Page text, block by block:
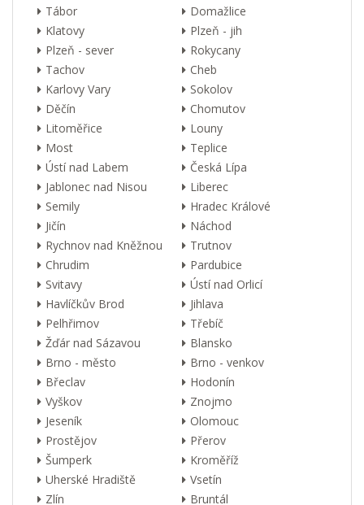
Tábor
Domažlice
Klatovy
Plzeň - jih
Plzeň - sever
Rokycany
Tachov
Cheb
Karlovy Vary
Sokolov
Děčín
Chomutov
Litoměřice
Louny
Most
Teplice
Ústí nad Labem
Česká Lípa
Jablonec nad Nisou
Liberec
Semily
Hradec Králové
Jičín
Náchod
Rychnov nad Kněžnou
Trutnov
Chrudim
Pardubice
Svitavy
Ústí nad Orlicí
Havlíčkův Brod
Jihlava
Pelhřimov
Třebíč
Žďár nad Sázavou
Blansko
Brno - město
Brno - venkov
Břeclav
Hodonín
Vyškov
Znojmo
Jeseník
Olomouc
Prostějov
Přerov
Šumperk
Kroměříž
Uherské Hradiště
Vsetín
Zlín
Bruntál